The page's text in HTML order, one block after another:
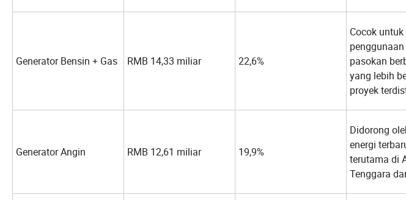
Generator Bensin + Gas RMB 14,33 miliar 22,6%
Cocok untuk
pasokan
yang lebih
proyek
Generator Angin RMB 12,61 miliar 19,9%
Didorong
energi
terutama di
Tenggara